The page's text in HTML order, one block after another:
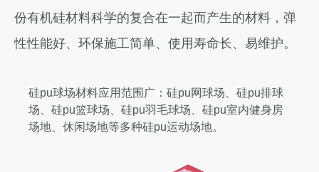
份有机硅材料科学的复合在一起而产生的材料，弹
性性能好、环保施工简单、使用寿命长、易维护。
硅pu球场材料应用范围广：硅pu网球场、硅pu排球
场、硅pu篮球场、硅pu羽毛球场、硅pu室内健身房
场地、休闲场地等多种硅pu运动场地。